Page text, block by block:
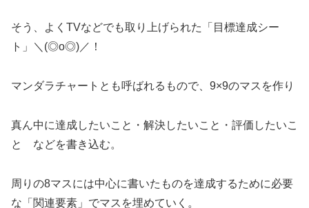
そう、よくTVなどでも取り上げられた「目標達成シー
ト」＼(◎o◎)／！
マンダラチャートとも呼ばれるもので、9×9のマスを作り
真ん中に達成したいこと・解決したいこと・評価したいこ
と などを書き込む。
周りの8マスには中心に書いたものを達成するために必要
な「関連要素」でマスを埋めていく。